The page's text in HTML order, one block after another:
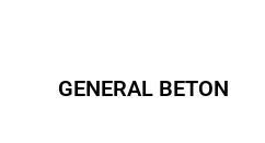
GENERAL BETON